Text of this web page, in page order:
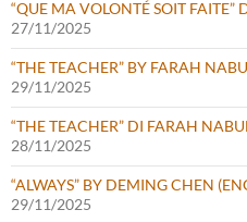
“QUE MA VOLONTÉ SOIT FAITE”
27/11/2025
“THE TEACHER” BY FARAH
29/11/2025
“THE TEACHER” DI FARAH
28/11/2025
“ALWAYS” BY DEMING CHEN
29/11/2025